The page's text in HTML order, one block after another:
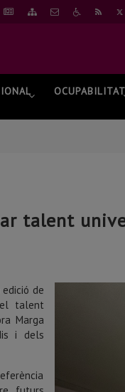
ANARANARCONTACTAR
ANARRSS
OCUPABILITAT
talent
de
talent
Marga
i dels